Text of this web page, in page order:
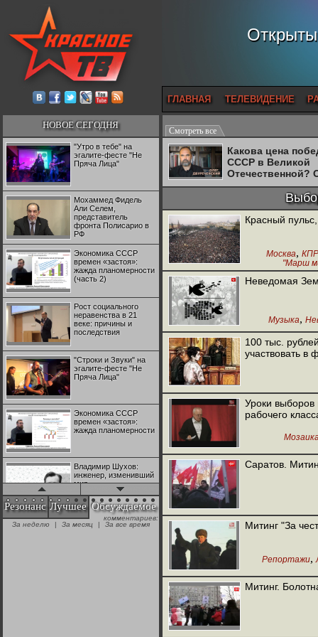
ГЛАВНАЯ ТЕЛЕВИДЕНИЕ
НОВОЕ СЕГОДНЯ
"Утро в тебе" на
эгалите-фесте "Не
Пряча Лица"
Мохаммед Фидель
Али Селем,
представитель
фронта Полисарио в
РФ
Экономика СССР
времен «застоя»:
жажда планомерности
(часть 2)
Рост социального
неравенства в 21
веке: причины и
последствия
"Строки и Звуки" на
эгалите-фесте "Не
Пряча Лица"
Экономика СССР
времен «застоя»:
жажда планомерности
Владимир Шухов:
инженер, изменивший
мир
"Аркадий Коц" на
эгалите-фесте "Не
Резонанс Лучшее Обсуждаемое
комментариев:
За неделю
| За месяц | За все время
Смотреть все
Какова цена
СССР в Великой
Отечественной?
Двуреченский о
потерянной
Красный
Москва,
"Марш
Неведомая
Музыка,
100 тыс.
участвовать в
Уроки выборов
рабочего
Саратов.
Митинг "За
Репортажи,
Митинг.